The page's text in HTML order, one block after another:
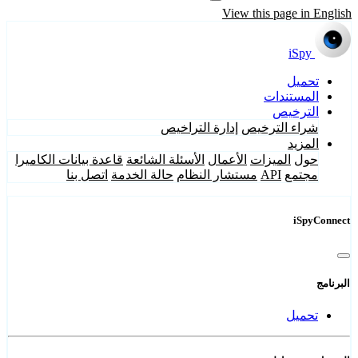
View this page in English
iSpy
تحميل
المستندات
الترخيص
شراء الترخيص إدارة التراخيص
المزيد
حول الميزات الأعمال الأسئلة الشائعة قاعدة بيانات الكاميرا
مجتمع API مستشار النظام حالة الخدمة اتصل بنا
iSpyConnect
البرنامج
تحميل